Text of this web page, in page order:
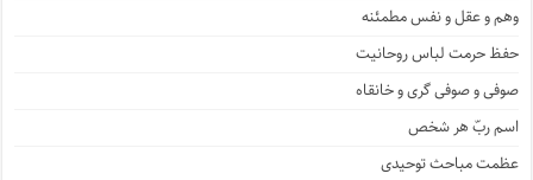
وهم و عقل و نفس مطمئنه
حفظ حرمت لباس روحانیت
صوفی و صوفی گری و خانقاه
اسم ربّ هر شخص
عظمت مباحث توحیدی